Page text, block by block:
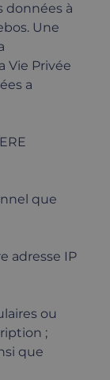
données à
Une
Vie Privée
a
que
adresse IP
ou
;
que